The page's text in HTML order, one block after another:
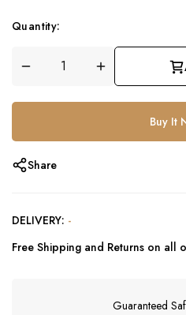
Quantity:
Buy It
Share
DELIVERY: -
Free Shipping and Returns on all
Guaranteed